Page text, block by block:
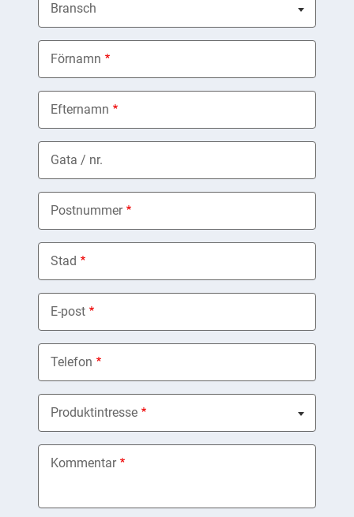
Bransch
Nothing selected
Förnamn
Efternamn
Gata / nr.
Postnummer
Stad
E-post
Telefon
Produktintresse
Nothing selected
Kommentar